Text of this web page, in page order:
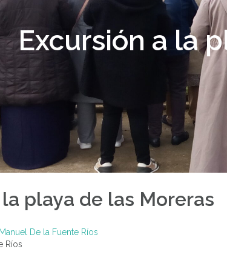
Excursión a la
playa de las Moreras
De la Fuente Ríos
Ríos